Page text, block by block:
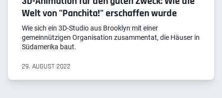
Welt von "Panchita!" erschaffen wurde
Wie sich ein 3D-Studio aus Brooklyn mit einer
gemeinnützigen Organisation zusammentat, die Häuser in
Südamerika baut.
29. AUGUST 2022